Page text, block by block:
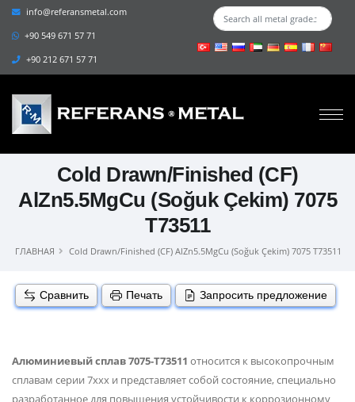
info@referansmetal.com
+90 549 671 57 71
+90 212 671 57 71
Cold Drawn/Finished (CF)
AlZn5.5MgCu (Soğuk Çekim) 7075
T73511
ГЛАВНАЯ Cold Drawn/Finished (CF) AlZn5.5MgCu (Soğuk Çekim) 7075 T73511
Сравнить Печать Запросить предложение
Алюминиевый сплав 7075-T73511 относится к высокопрочным
сплавам серии 7xxx и представляет собой состояние, специально
разработанное для повышения устойчивости к коррозионному